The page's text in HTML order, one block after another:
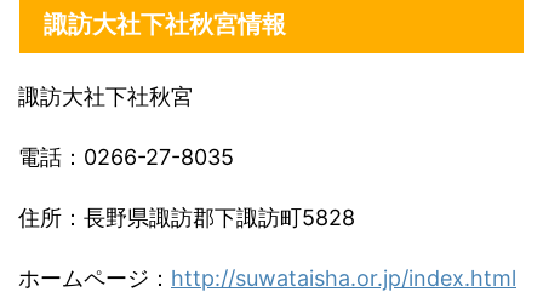
諏訪大社下社秋宮情報
諏訪大社下社秋宮
電話：0266-27-8035
住所：長野県諏訪郡下諏訪町5828
ホームページ： http://suwataisha.or.jp/index.html